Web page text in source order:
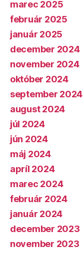
marec 2025
február 2025
január 2025
december 2024
november 2024
október 2024
september 2024
august 2024
júl 2024
jún 2024
máj 2024
apríl 2024
marec 2024
február 2024
január 2024
december 2023
november 2023